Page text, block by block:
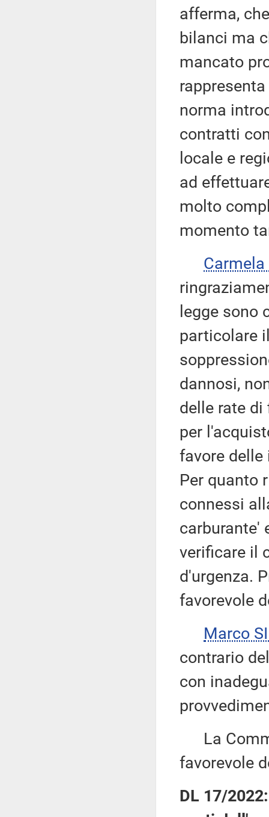
afferma,
bilanci ma
mancato
norma
contratti
locale e
ad
molto
momento
Carmela
legge sono
particolare
dannosi,
delle rate
per
favore delle
Per quanto
connessi
carburante'
verificare il
d'urgenza.
favorevole
Marco
contrario
con
La
favorevole
DL 17/